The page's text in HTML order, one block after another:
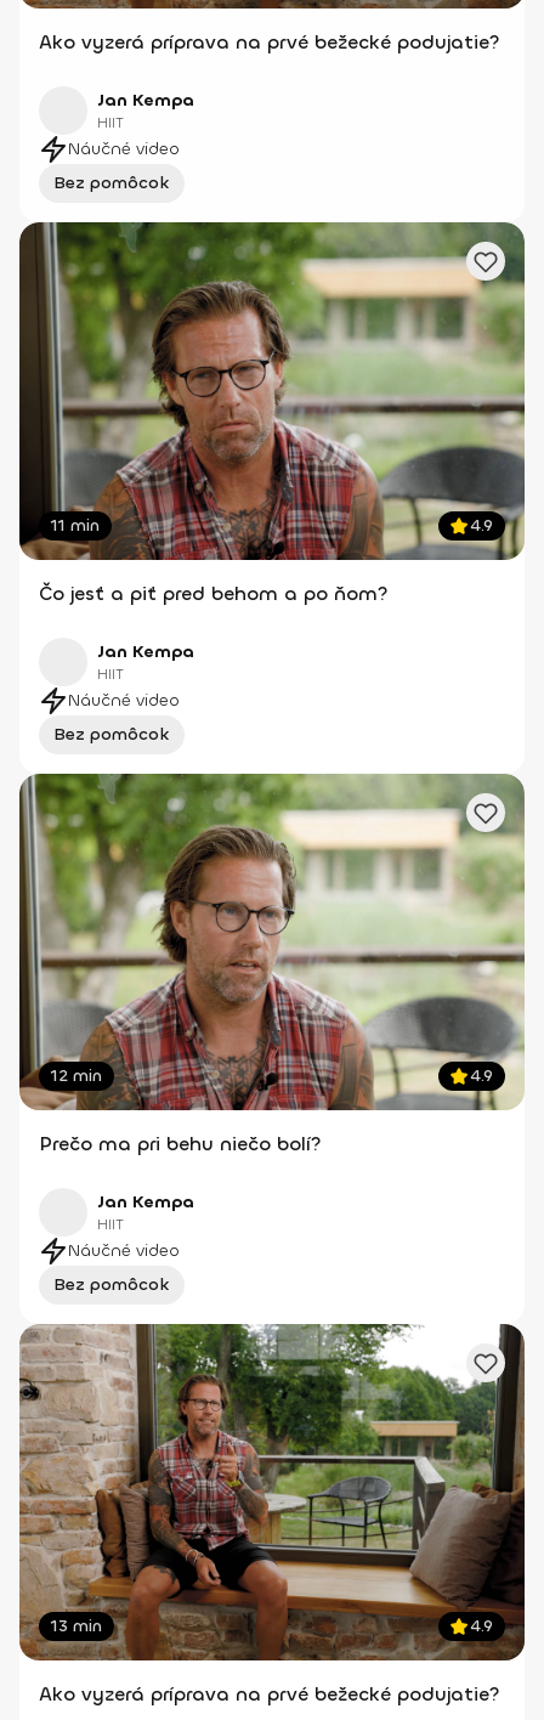
Ako vyzerá príprava na prvé bežecké podujatie?
Jan Kempa
HIIT
Náučné video
Bez pomôcok
11 min 4.9
Čo jesť a piť pred behom a po ňom?
Jan Kempa
HIIT
Náučné video
Bez pomôcok
12 min 4.9
Prečo ma pri behu niečo bolí?
Jan Kempa
HIIT
Náučné video
Bez pomôcok
13 min 4.9
Ako vyzerá príprava na prvé bežecké podujatie?